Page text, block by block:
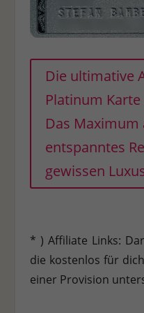
Die ultimative
Platinum
Das Maximum
entspanntes
gewissen
* ) Affiliate Links:
die kostenlos für
einer Provision